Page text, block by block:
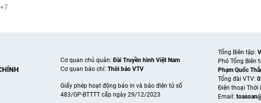
Cơ quan chủ quản:Đài Truyền hình Việt Nam
Cơ quan báo chí: Thời báo VTV
Giấy phép hoạt động báo in và báo điện tử số
483/GP-BTTTT cấp ngày 29/12/2023
Tổng Biên tập:
Phó Tổng Biên
Phạm Quốc
Tổng đài VTV:
Ðiện thoại Thời
Email: